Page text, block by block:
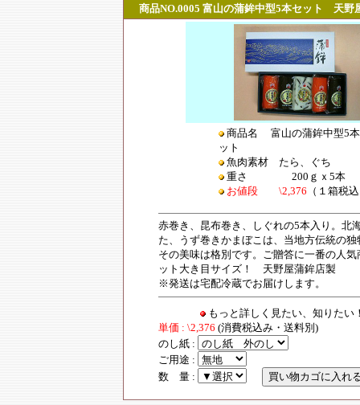
商品NO.0005 富山の蒲鉾中型5本セット 天野
商品名 富山の蒲鉾中型5
ット
魚肉素材 たら、ぐち
重さ 200ｇｘ5本
お値段 \2,376 （１箱税
赤巻き、昆布巻き、しぐれの5本入り。北
た、うず巻きかまぼこは、当地方伝統の
その美味は格別です。ご贈答に一番の人
ット大き目サイズ！ 天野屋蒲鉾店製
※発送は宅配冷蔵でお届けします。
もっと詳しく見たい、知りた
単価 : \2,376 (消費税込み・送料別)
のし紙 :
ご用途 :
数 量 :